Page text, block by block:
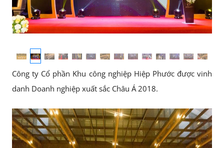
Công ty Cổ phần Khu công nghiệp Hiệp Phước được vinh
danh Doanh nghiệp xuất sắc Châu Á 2018.